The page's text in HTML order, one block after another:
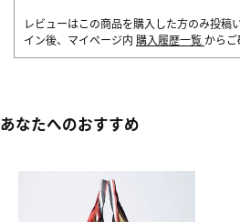
レビューはこの商品を購入した方のみ投稿
イン後、マイページ内 購入履歴一覧 からご
あなたへのおすすめ